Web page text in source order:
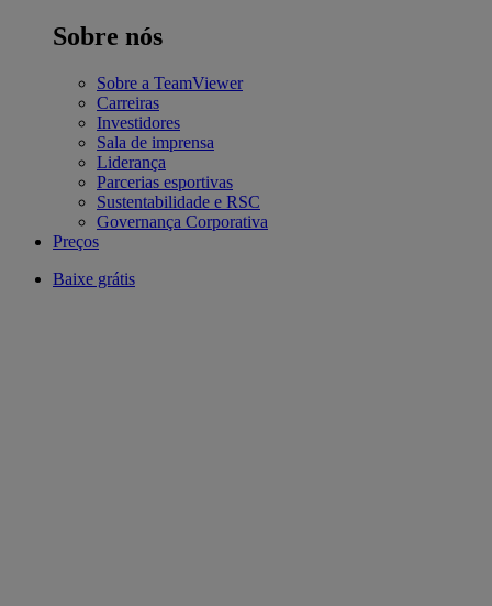
Sobre nós
Sobre a TeamViewer
Carreiras
Investidores
Sala de imprensa
Liderança
Parcerias esportivas
Sustentabilidade e RSC
Governança Corporativa
Preços
Baixe grátis